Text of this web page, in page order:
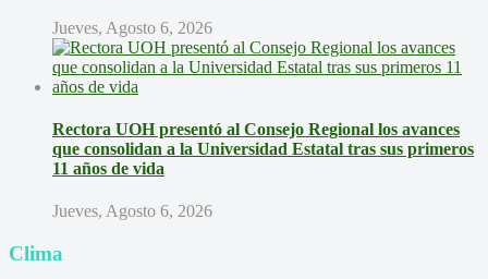
Jueves, Agosto 6, 2026
Rectora UOH presentó al Consejo Regional los avances
que consolidan a la Universidad Estatal tras sus primeros
11 años de vida
Jueves, Agosto 6, 2026
Clima